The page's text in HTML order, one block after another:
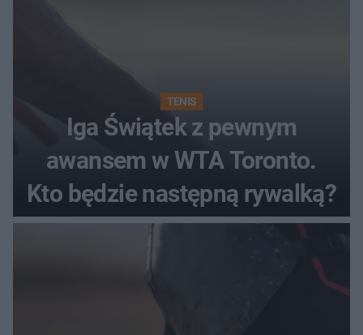
TENIS
Iga Świątek z pewnym
awansem w WTA Toronto.
Kto będzie następną rywalką?